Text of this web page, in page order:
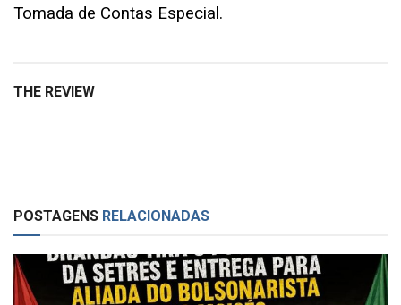
Tomada de Contas Especial.
THE REVIEW
POSTAGENS RELACIONADAS